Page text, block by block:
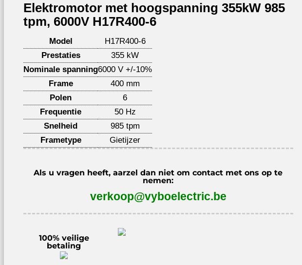
Elektromotor met hoogspanning 355kW 985
tpm, 6000V H17R400-6
Model
H17R400-6
Prestaties
355 kW
Nominale spanning6000 V +/-10%
Frame
400 mm
Polen
6
Frequentie
50 Hz
Snelheid
985 tpm
Frametype
Gietijzer
Als u vragen heeft, aarzel dan niet om contact met ons op te
nemen:
verkoop@vyboelectric.be
100% veilige
betaling